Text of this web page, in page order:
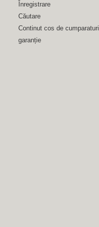
Înregistrare
Căutare
Continut cos de cumparaturi
garanție